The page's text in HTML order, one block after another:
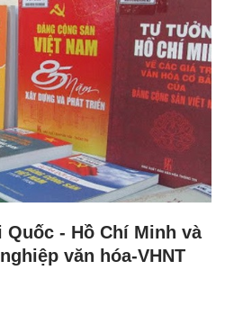
Quốc - Hồ Chí Minh và
văn hóa-VHNT